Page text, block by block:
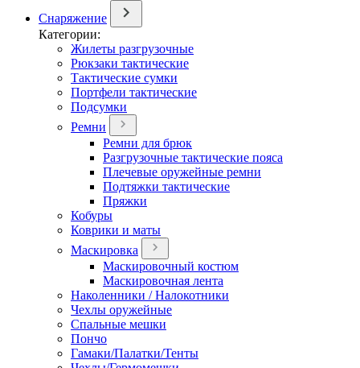
Снаряжение
Категории:
Жилеты разгрузочные
Рюкзаки тактические
Тактические сумки
Портфели тактические
Подсумки
Ремни
Ремни для брюк
Разгрузочные тактические пояса
Плечевые оружейные ремни
Подтяжки тактические
Пряжки
Кобуры
Коврики и маты
Маскировка
Маскировочный костюм
Маскировочная лента
Наколенники / Налокотники
Чехлы оружейные
Спальные мешки
Пончо
Гамаки/Палатки/Тенты